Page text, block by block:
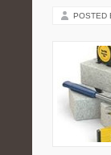
POSTED